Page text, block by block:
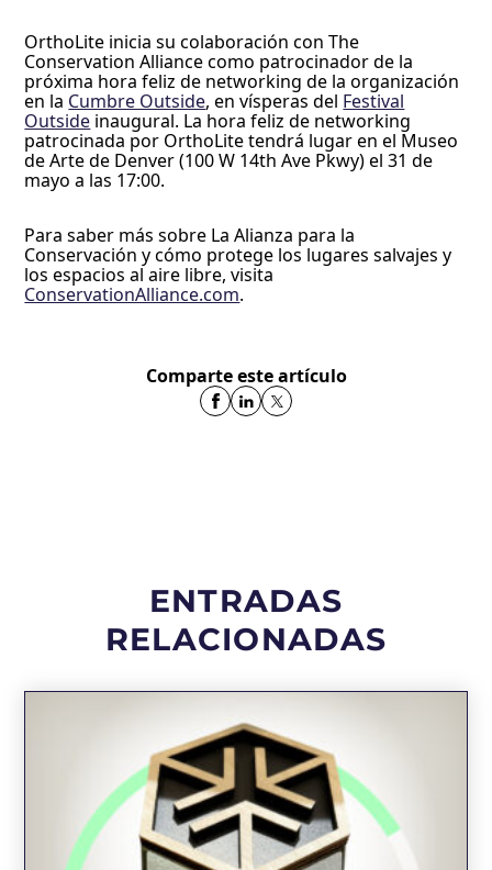
OrthoLite inicia su colaboración con The
Conservation Alliance como patrocinador de la
próxima hora feliz de networking de la organización
en la Cumbre Outside, en vísperas del Festival
Outside inaugural. La hora feliz de networking
patrocinada por OrthoLite tendrá lugar en el Museo
de Arte de Denver (100 W 14th Ave Pkwy) el 31 de
mayo a las 17:00.
Para saber más sobre La Alianza para la
Conservación y cómo protege los lugares salvajes y
los espacios al aire libre, visita
ConservationAlliance.com.
Comparte este artículo
ENTRADAS
RELACIONADAS